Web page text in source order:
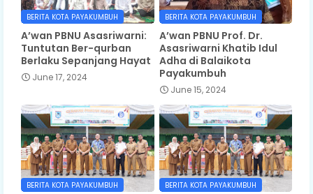
BERITA KOTA PAYAKUMBUH
A’wan PBNU Asasriwarni:
Tuntutan Ber-qurban
Berlaku Sepanjang Hayat
June 17, 2024
BERITA KOTA PAYAKUMBUH
A’wan PBNU Prof. Dr.
Asasriwarni Khatib Idul
Adha di Balaikota
Payakumbuh
June 15, 2024
BERITA KOTA PAYAKUMBUH BERITA KOTA PAYAKUMBUH